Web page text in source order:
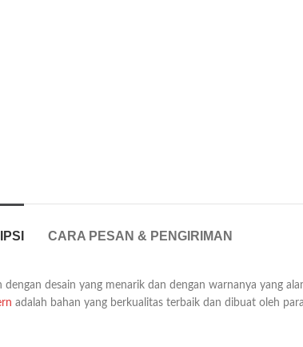
CARA PESAN & PENGIRIMAN
desain yang menarik dan dengan warnanya yang
adalah bahan yang berkualitas terbaik dan dibuat oleh